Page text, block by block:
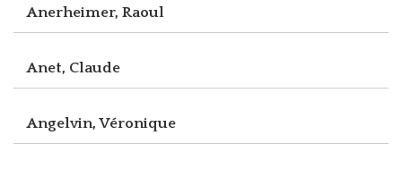
Anerheimer, Raoul
Anet, Claude
Angelvin, Véronique